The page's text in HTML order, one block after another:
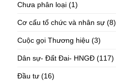
Chưa phân loại (1)
Cơ cấu tổ chức và nhân sự (8)
Cuộc gọi Thương hiệu (3)
Dân sự- Đất Đai- HNGĐ (117)
Đầu tư (16)